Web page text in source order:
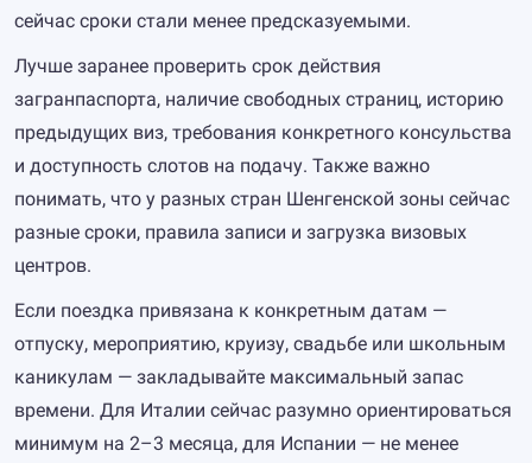
сейчас сроки стали менее предсказуемыми.
Лучше заранее проверить срок действия
загранпаспорта, наличие свободных страниц, историю
предыдущих виз, требования конкретного консульства
и доступность слотов на подачу. Также важно
понимать, что у разных стран Шенгенской зоны сейчас
разные сроки, правила записи и загрузка визовых
центров.
Если поездка привязана к конкретным датам —
отпуску, мероприятию, круизу, свадьбе или школьным
каникулам — закладывайте максимальный запас
времени. Для Италии сейчас разумно ориентироваться
минимум на 2–3 месяца, для Испании — не менее